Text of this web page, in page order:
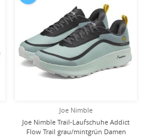
Joe Nimble
Joe Nimble Trail-Laufschuhe Addict
Flow Trail grau/mintgrün Damen